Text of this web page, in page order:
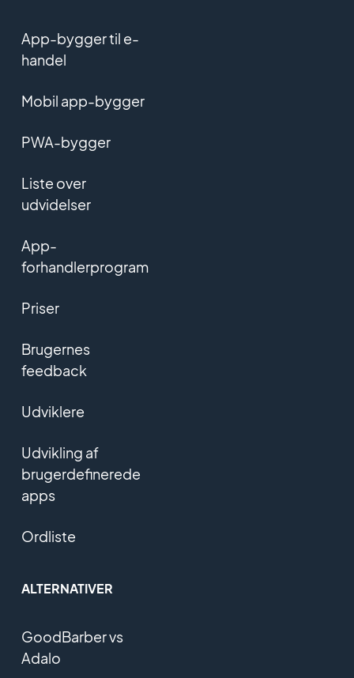
App-bygger til e-
handel
Mobil app-bygger
PWA-bygger
Liste over
udvidelser
App-
forhandlerprogram
Priser
Brugernes
feedback
Udviklere
Udvikling af
brugerdefinerede
apps
Ordliste
ALTERNATIVER
GoodBarber vs
Adalo